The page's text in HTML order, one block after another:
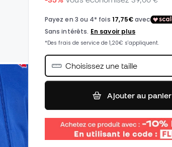
Choisissez une taille
Ajouter au panier